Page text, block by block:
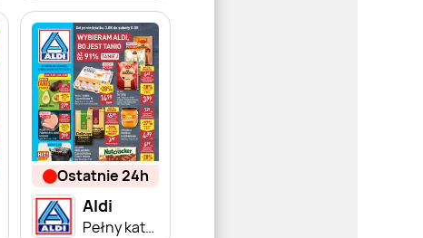
ostatnie 24h
Aldi
Pełny katalog!